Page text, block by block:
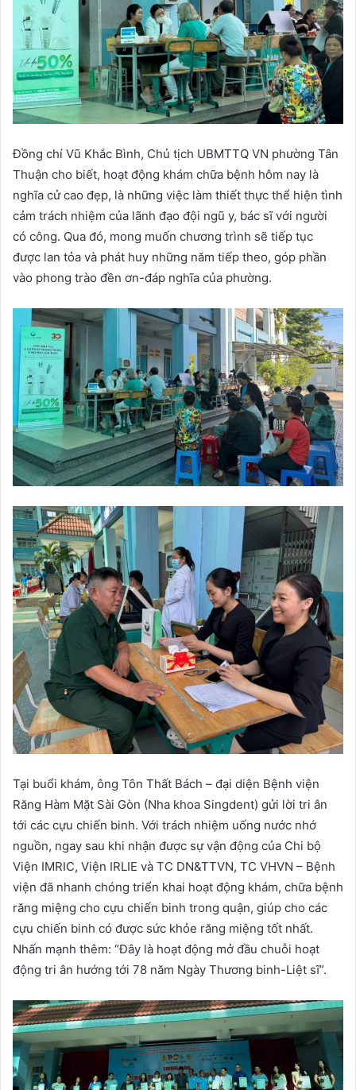
Đồng chí Vũ Khắc Bình, Chủ tịch UBMTTQ VN phường Tân
Thuận cho biết, hoạt động khám chữa bệnh hôm nay là
nghĩa cử cao đẹp, là những việc làm thiết thực thể hiện tình
cảm trách nhiệm của lãnh đạo đội ngũ y, bác sĩ với người
có công. Qua đó, mong muốn chương trình sẽ tiếp tục
được lan tỏa và phát huy những năm tiếp theo, góp phần
vào phong trào đền ơn-đáp nghĩa của phường.
Tại buổi khám, ông Tôn Thất Bách – đại diện Bệnh viện
Răng Hàm Mặt Sài Gòn (Nha khoa Singdent) gửi lời tri ân
tới các cựu chiến binh. Với trách nhiệm uống nước nhớ
nguồn, ngay sau khi nhận được sự vận động của Chi bộ
Viện IMRIC, Viện IRLIE và TC DN&TTVN, TC VHVN – Bệnh
viện đã nhanh chóng triển khai hoạt động khám, chữa bệnh
răng miệng cho cựu chiến binh trong quận, giúp cho các
cựu chiến binh có được sức khỏe răng miệng tốt nhất.
Nhấn mạnh thêm: “Đây là hoạt động mở đầu chuỗi hoạt
động tri ân hướng tới 78 năm Ngày Thương binh-Liệt sĩ”.